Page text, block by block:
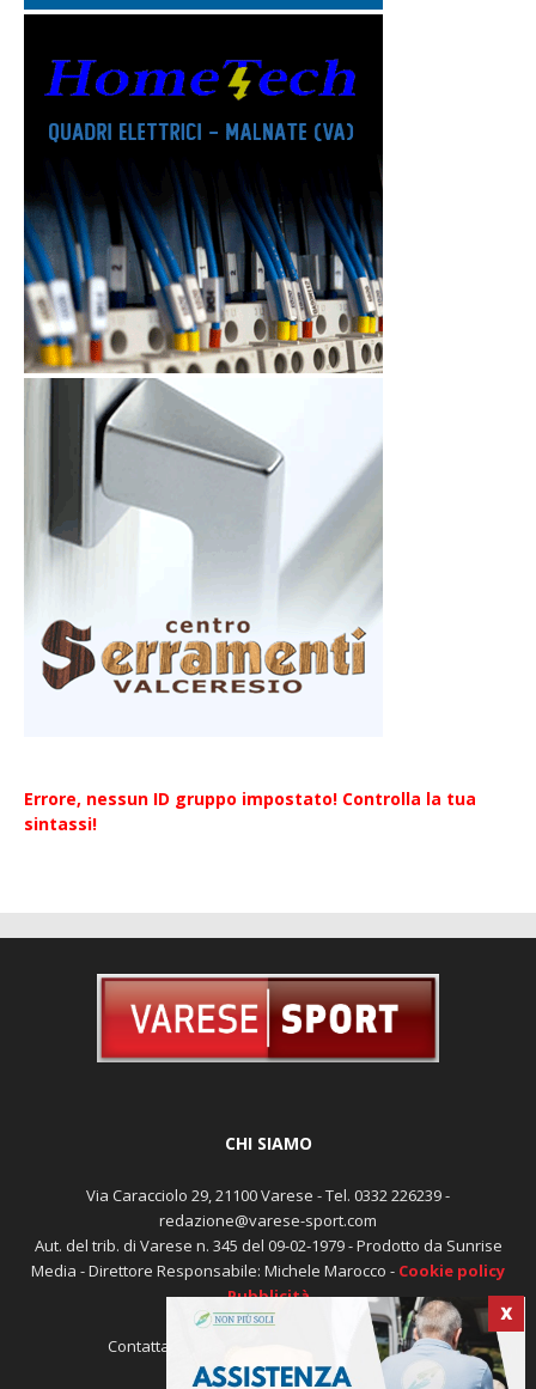
Errore, nessun ID gruppo impostato! Controlla la tua
sintassi!
X
CHI SIAMO
Via Caracciolo 29, 21100 Varese - Tel. 0332 226239 -
redazione@varese-sport.com
Aut. del trib. di Varese n. 345 del 09-02-1979 - Prodotto da Sunrise
Media - Direttore Responsabile: Michele Marocco - Cookie policy
Pubblicità
Contattaci: redazione@varese-sport.com